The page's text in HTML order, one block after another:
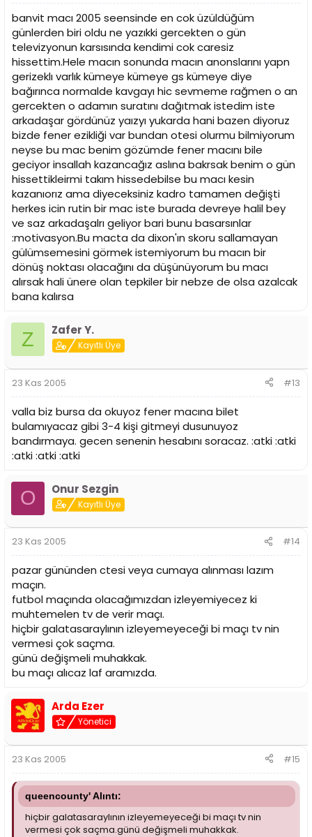
banvit macı 2005 seensinde en cok üzüldüğüm
günlerden biri oldu ne yazıkki gercekten o gün
televizyonun karsısında kendimi cok caresiz
hissettim.Hele macın sonunda macın anonslarını yapn
gerizeklı varlık kümeye kümeye gs kümeye diye
bağırınca normalde kavgayı hic sevmeme rağmen o an
gercekten o adamın suratını dağıtmak istedim iste
arkadaşar gördünüz yaızyı yukarda hani bazen diyoruz
bizde fener ezikliği var bundan otesi olurmu bilmiyorum
neyse bu mac benim gözümde fener macını bile
geciyor insallah kazancağız aslına bakrsak benim o gün
hissettikleirmi takım hissedebilse bu macı kesin
kazanıorız ama diyeceksiniz kadro tamamen değişti
herkes icin rutin bir mac iste burada devreye halil bey
ve saz arkadaşalrı geliyor bari bunu basarsınlar
:motivasyon.Bu macta da dixon'ın skoru sallamayan
gülümsemesini görmek istemiyorum bu macın bir
dönüş noktası olacağını da düşünüyorum bu macı
alırsak hali ünere olan tepkiler bir nebze de olsa azalcak
bana kalırsa
Z Zafer Y.
Kayıtlı Üye
23 Kas 2005 #13
valla biz bursa da okuyoz fener macına bilet
bulamıyacaz gibi 3-4 kişi gitmeyi dusunuyoz
bandırmaya. gecen senenin hesabını soracaz. :atki :atki
:atki :atki :atki
O Onur Sezgin
Kayıtlı Üye
23 Kas 2005 #14
pazar gününden ctesi veya cumaya alınması lazım
maçın.
futbol maçında olacağımızdan izleyemiyecez ki
muhtemelen tv de verir maçı.
hiçbir galatasaraylının izleyemeyeceği bi maçı tv nin
vermesi çok saçma.
günü değişmeli muhakkak.
bu maçı alıcaz laf aramızda.
Arda Ezer
Yönetici
23 Kas 2005 #15
queencounty' Alıntı:
hiçbir galatasaraylının izleyemeyeceği bi maçı tv nin
vermesi çok saçma.günü değişmeli muhakkak.